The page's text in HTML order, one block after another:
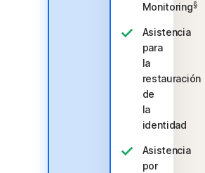
Monitoring§
Asistencia
para
la
restauración
de
la
identidad
Asistencia
por